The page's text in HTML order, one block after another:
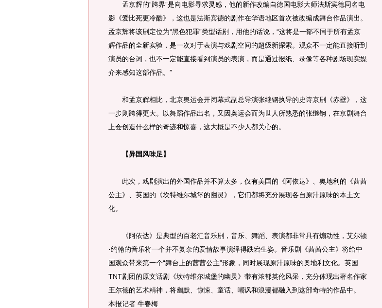
孟京辉的“跨界”是向电影寻求灵感，他的新作改编自德国电影大师法斯宾德同名电
影《爱比死更冷酷》，这也是法斯宾德的剧作在华语地区首次被改编成舞台作品演出。
孟京辉将该剧定位为“黑色犯罪”类型话剧，用他的话说，“这将是一部不同于所有孟京
辉作品的全新实验，是一次对于表演与戏剧空间的超级新探索。观众不一定能直接听到
演员的台词，也不一定能直接看到演员的表演，而是通过报纸、录像等各种剧场现实媒
介来感知这部作品。”
和孟京辉相比，北京奥运会开闭幕式副总导演张继钢执导的史诗京剧《赤壁》，这
一步则跨得更大。以舞蹈作品出名，又因奥运会而为世人所熟悉的张继钢，在京剧舞台
上会创造什么样的奇迹和惊喜，这大概是不少人都关心的。
【异国风味足】
此次，戏剧演出的外国作品并不算太多，仅有美国的《阿依达》、奥地利的《茜茜
公主》、英国的《坎特维尔城堡的幽灵》，它们都将充分展现各自原汁原味的本土文
化。
《阿依达》是典型的百老汇音乐剧，音乐、舞蹈、表演都非常具有煽动性，艾尔顿
·约翰的音乐将一个并不复杂的爱情故事演绎得跌宕生姿。音乐剧《茜茜公主》将给中
国观众带来第一个“舞台上的茜茜公主”形象，同时展现原汁原味的奥地利文化。英国
TNT剧团的原文话剧《坎特维尔城堡的幽灵》带有浓郁英伦风采，充分体现出著名作家
王尔德的艺术精神，将幽默、惊悚、童话、嘲讽和浪漫都融入到这部奇特的作品中。
本报记者 牛春梅